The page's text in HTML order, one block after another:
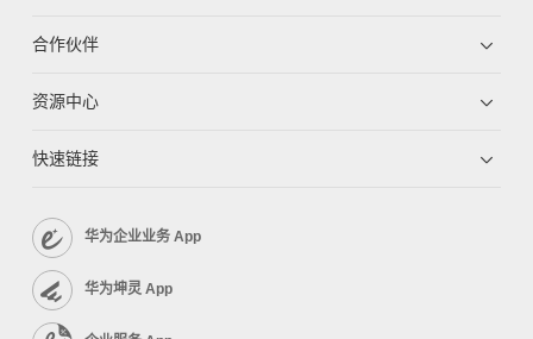
合作伙伴
资源中心
快速链接
华为企业业务 App
华为坤灵 App